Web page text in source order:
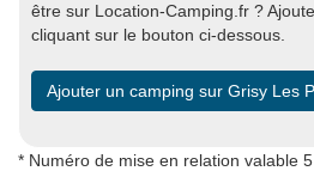
être sur Location-Camping.fr ?
cliquant sur le bouton ci-dessous.
Ajouter un camping sur Grisy Les
* Numéro de mise en relation valable